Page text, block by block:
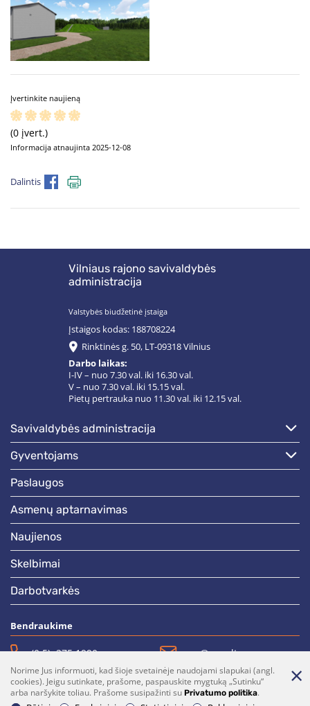
Įvertinkite naujieną
(0 įvert.)
Informacija atnaujinta 2025-12-08
Dalintis
Vilniaus rajono savivaldybės
administracija
Valstybės biudžetinė įstaiga
Įstaigos kodas: 188708224
Rinktinės g. 50, LT-09318 Vilnius
Darbo laikas:
I-IV – nuo 7.30 val. iki 16.30 val.
V – nuo 7.30 val. iki 15.15 val.
Pietų pertrauka nuo 11.30 val. iki 12.15 val.
savivaldybės administracija
gyventojams
paslaugos
asmenų aptarnavimas
naujienos
skelbimai
darbotvarkės
Bendraukime
(0 5)  275 1990 vrsa@vrsa.lt
Facebook Youtube
Norime Jus informuoti, kad šioje svetainėje naudojami slapukai (angl.
cookies). Jeigu sutinkate, prašome, paspauskite mygtuką „Sutinku“
arba naršykite toliau. Prašome susipažinti su Privatumo politika.